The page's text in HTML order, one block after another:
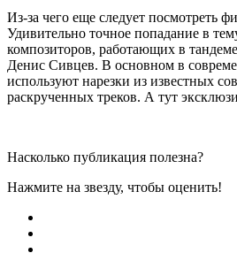
Из-за чего еще следует посмотреть
Удивительно точное попадание в
композиторов, работающих в
Денис Сивцев. В основном в
используют нарезки из известных
раскрученных треков. А тут
Насколько публикация полезна?
Нажмите на звезду, чтобы оценить!